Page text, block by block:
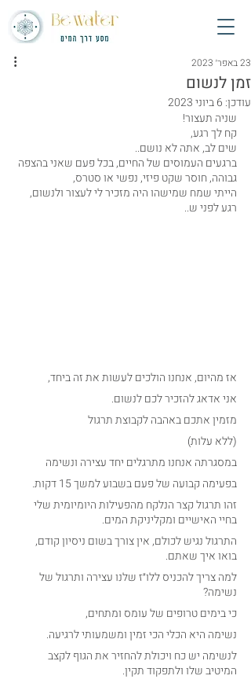
זמן לנשום
23 באפר׳ 2023
עודכן: 6 ביוני 2023
שניה תעצור!
קח לך רגע,
שים לב, אתה לא נושם..
ברגעים העמוסים של החיים, בכל פעם שאני בהצפה
גבוהה, חוסר שקט פיזי, נפשי או סטרס,
הייתי שמח שמישהו היה מזכיר לי לעצור ולנשום,
רגע לפני ש..
אז מהיום, אנחנו הולכים לעשות את זה ביחד,
אני אדאג להזכיר לכם לנשום.
מזמין אתכם באהבה לקבוצת תרגול
(ללא עלות)
במסגרתה אנחנו מתרגלים יחד עצירה ונשימה
בפעימה קבועה של פעם בשבוע למשך 15 דקות.
זהו תרגול קצר הנלקח מהפעילות היומיומית שלי
בחיי האישיים ומקליניקת המים.
התרגול נגיש לכולם, אין צורך בשום ניסיון קודם,
בואו איך שאתם.
למה צריך להכניס ללו״ז שלנו עצירה ותרגול של
נשימה?
כי בימים טרופים של עומס ומתחים,
נשימה היא הכלי הכי זמין ומשמעותי לרגיעה.
לנשימה יש כח ויכולת להחזיר את הגוף לקצב
המיטיב שלו ולתפקוד תקין.